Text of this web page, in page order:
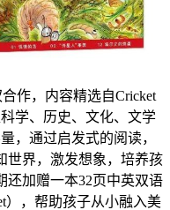
合作，内容精选自Cricket
学、历史、文化、文学
，通过启发式的阅读，
世界，激发想象，培养孩
还加赠一本32页中英双语
），帮助孩子从小融入美